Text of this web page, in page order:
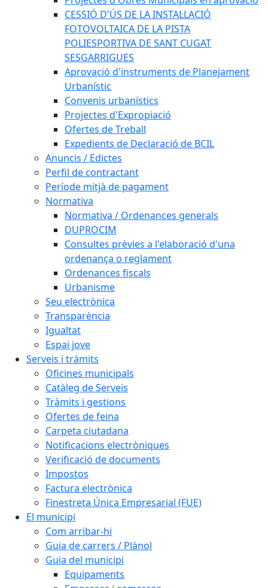
CESSIÓ D'ÚS DE LA INSTAL·LACIÓ
FOTOVOLTAICA DE LA PISTA
POLIESPORTIVA DE SANT CUGAT
SESGARRIGUES
Aprovació d'instruments de Planejament
Urbanístic
Convenis urbanístics
Projectes d'Expropiació
Ofertes de Treball
Expedients de Declaració de BCIL
Anuncis / Edictes
Perfil de contractant
Període mitjà de pagament
Normativa
Normativa / Ordenances generals
DUPROCIM
Consultes prèvies a l'elaboració d'una
ordenança o reglament
Ordenances fiscals
Urbanisme
Seu electrònica
Transparència
Igualtat
Espai jove
Serveis i tràmits
Oficines municipals
Catàleg de Serveis
Tràmits i gestions
Ofertes de feina
Carpeta ciutadana
Notificacions electròniques
Verificació de documents
Impostos
Factura electrònica
Finestreta Única Empresarial (FUE)
El municipi
Com arribar-hi
Guia de carrers / Plànol
Guia del municipi
Equipaments